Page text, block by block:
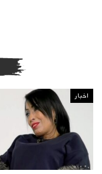
اخبار